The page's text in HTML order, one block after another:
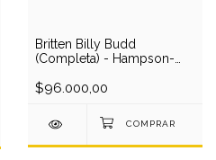
Britten Billy Budd
(Completa) - Hampson-
Halfvarson/Nagano (2 CD)
$96.000,00